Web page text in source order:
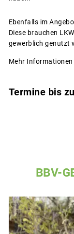
Ebenfalls im
Diese brauchen
gewerblich genutzt
Mehr Informationen
Termine bis
BBV-